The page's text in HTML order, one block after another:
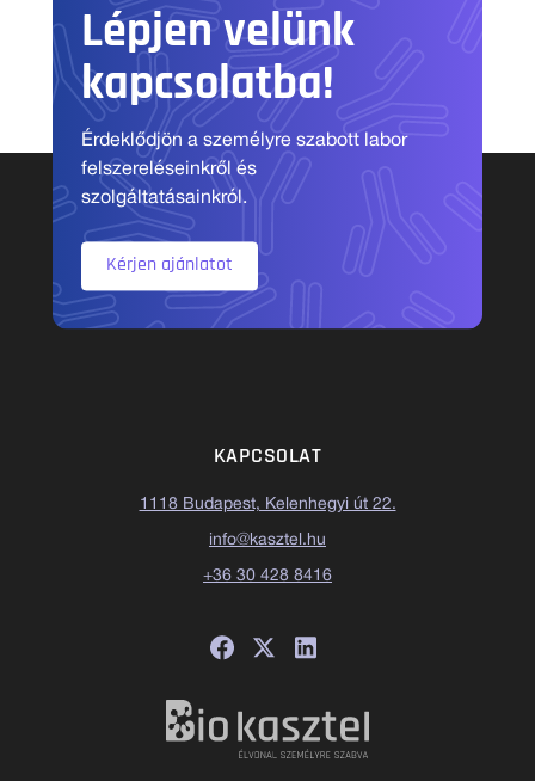
Lépjen velünk
kapcsolatba!
Érdeklődjön a személyre szabott labor
felszereléseinkről és
szolgáltatásainkról.
Kérjen ajánlatot
KAPCSOLAT
1118 Budapest, Kelenhegyi út 22.
info@kasztel.hu
+36 30 428 8416